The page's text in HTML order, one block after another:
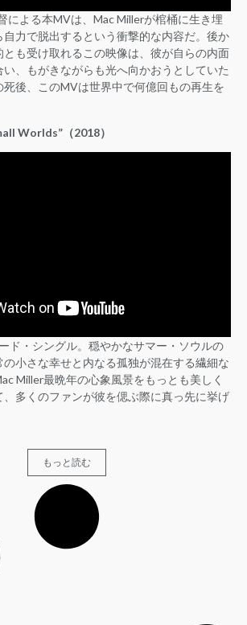
による本MVは、Mac Millerが棺桶に生き埋
力で脱出するという衝撃的な内容だ。後か
とも受け取れるこの映像は、彼が自らの内面
、もがきながらも光へ向かおうとしていた
死後、このMVは世界中で何億回もの再生を
Worlds”（2018）
ド・シングル。穏やかなサマー・ソウルの
の小さな幸せと内なる孤独が混在する繊細な
Miller最晩年の心象風景をもっとも美しく
多くのファンが彼を偲ぶ際に真っ先に挙げ
もっと読む